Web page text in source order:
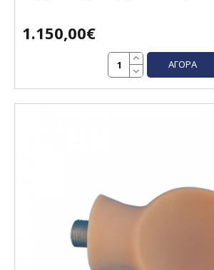
1.150,00€
ΑΓΟΡΆ